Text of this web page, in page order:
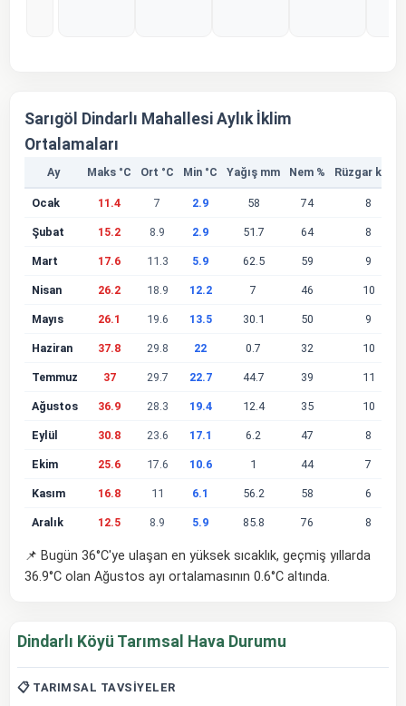
Sarıgöl Dindarlı Mahallesi Aylık İklim
Ortalamaları
Ay Maks °C Ort °C Min °C Yağış mm Nem % Rüzgar km/s
Ocak 11.4 7 2.9 58 74 8
Şubat 15.2 8.9 2.9 51.7 64 8
Mart 17.6 11.3 5.9 62.5 59 9
Nisan 26.2 18.9 12.2 7 46 10
Mayıs 26.1 19.6 13.5 30.1 50 9
Haziran 37.8 29.8 22 0.7 32 10
Temmuz 37 29.7 22.7 44.7 39 11
Ağustos 36.9 28.3 19.4 12.4 35 10
Eylül 30.8 23.6 17.1 6.2 47 8
Ekim 25.6 17.6 10.6 1 44 7
Kasım 16.8 11 6.1 56.2 58 6
Aralık 12.5 8.9 5.9 85.8 76 8
📌 Bugün 36°C'ye ulaşan en yüksek sıcaklık, geçmiş yıllarda
36.9°C olan Ağustos ayı ortalamasının 0.6°C altında.
Dindarlı Köyü Tarımsal Hava Durumu
📋 TARIMSAL TAVSIYELER